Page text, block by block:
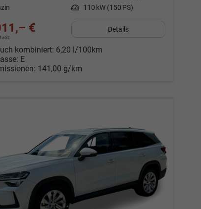
Leistung 110 kW (150 PS)
€ Details
kombiniert: 6,20 l/100km
E
141,00 g/km